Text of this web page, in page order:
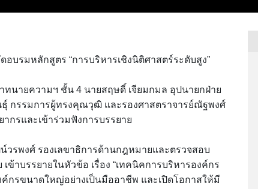
รมหลักสูตร “การบริหารเชิงนิติศาสตร์ระดับสูง”
ทนายความฯ ชั้น 4 นายสฤษดิ์ เจียมกมล อุปนายกฝ่าย
กรรมการผู้ทรงคุณวุฒิ และรองศาสตราจารย์ณัฐพงศ์
กรและเข้าร่วมฟังการบรรยาย
วรพงศ์ รองเลขาธิการด้านกฎหมายและตรวจสอบ
าบรรยายในหัวข้อ เรื่อง “เทคนิคการบริหารองค์กร
กรขนาดใหญ่อย่างเป็นมืออาชีพ และเปิดโอกาสให้มี